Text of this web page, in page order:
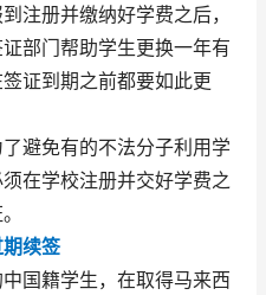
注册并缴纳好学费之后，
部门帮助学生更换一年有
证到期之前都要如此更
避免有的不法分子利用学
在学校注册并交好学费之
续签
国籍学生，在取得马来西